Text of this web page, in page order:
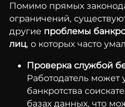
Помимо прямых
ограничений,
другие проблемы
лиц, о которых часто
Проверка службой
Работодатель может
банкротства
базах данных, что